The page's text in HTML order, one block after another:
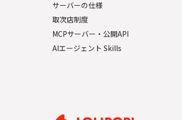
サーバーの仕様
取次店制度
MCPサーバー・公開API
AIエージェント Skills